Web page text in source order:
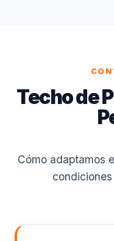
Techo de
Cómo adaptamos